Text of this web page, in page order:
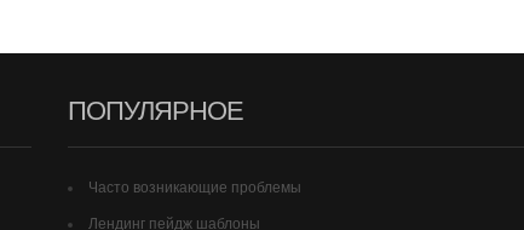
ПОПУЛЯРНОЕ
Часто возникающие проблемы
Лендинг пейдж шаблоны